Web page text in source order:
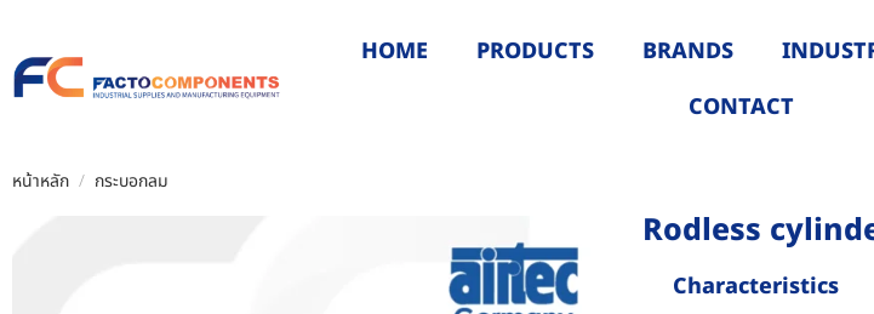
HOME PRODUCTS BRANDS
CONTACT
หน้าหลัก / กระบอกลม
Rodless
Characteristics